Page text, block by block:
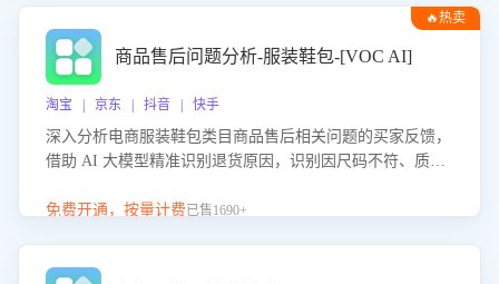
🔥热卖
商品售后问题分析-服装鞋包-[VOC AI]
淘宝 | 京东 | 抖音 | 快手
深入分析电商服装鞋包类目商品售后相关问题的买家反馈，
借助 AI 大模型精准识别退货原因，识别因尺码不符、质量
议，助力商家优化产品或服务，实现销售额的显著提升。
免费开通，按量计费已售1690+